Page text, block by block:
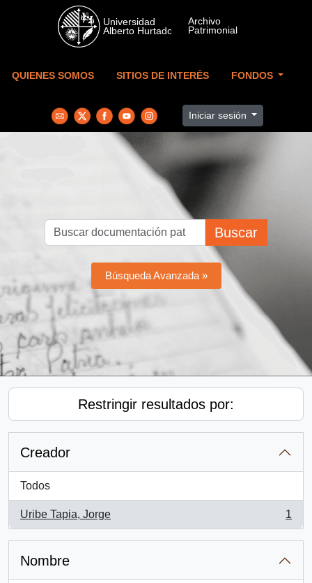
Skip to main content
QUIENES SOMOS SITIOS DE INTERÉS FONDOS
Iniciar sesión
Buscar
Búsqueda Avanzada »
Restringir resultados por:
Creador
Todos
Uribe Tapia, Jorge
, 1 resultados
1
Nombre